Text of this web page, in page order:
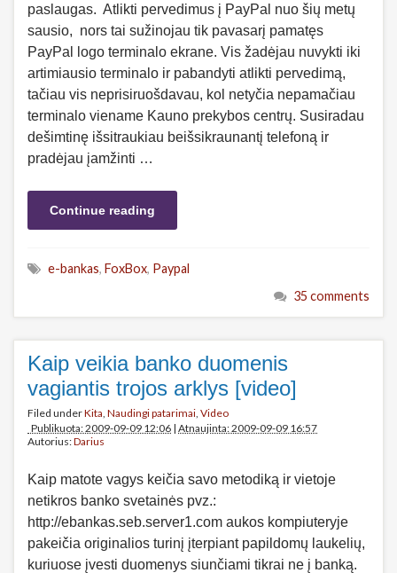
paslaugas. Atlikti pervedimus į PayPal nuo šių metų
sausio, nors tai sužinojau tik pavasarį pamatęs
PayPal logo terminalo ekrane. Vis žadėjau nuvykti iki
artimiausio terminalo ir pabandyti atlikti pervedimą,
tačiau vis neprisiruošdavau, kol netyčia nepamačiau
terminalo viename Kauno prekybos centrų. Susiradau
dešimtinę išsitraukiau beišsikraunantį telefoną ir
pradėjau įamžinti …
Continue reading
e-bankas, FoxBox, Paypal
35 comments
Kaip veikia banko duomenis
vagiantis trojos arklys [video]
Filed underKita Naudingi patarimai Video
Publikuota: 2009-09-09 12:06 | Atnaujinta: 2009-09-09 16:57
Autorius:Darius
Kaip matote vagys keičia savo metodiką ir vietoje
netikros banko svetainės pvz.:
http://ebankas.seb.server1.com aukos kompiuteryje
pakeičia originalios turinį įterpiant papildomų laukelių,
kuriuose įvesti duomenys siunčiami tikrai ne į banką.